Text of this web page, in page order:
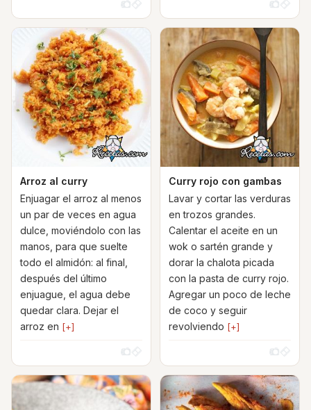
Arroz al curry
Enjuagar el arroz al menos
un par de veces en agua
dulce, moviéndolo con las
manos, para que suelte
todo el almidón: al final,
después del último
enjuague, el agua debe
quedar clara. Dejar el
arroz en [+]
Curry rojo con gambas
Lavar y cortar las verduras
en trozos grandes.
Calentar el aceite en un
wok o sartén grande y
dorar la chalota picada
con la pasta de curry rojo.
Agregar un poco de leche
de coco y seguir
revolviendo [+]